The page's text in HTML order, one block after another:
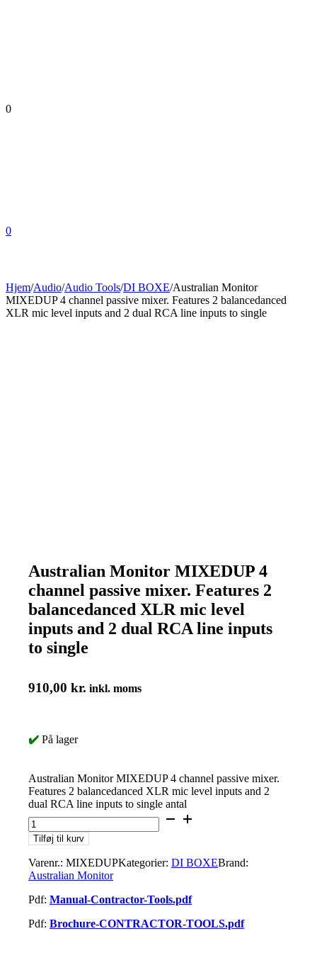
0
0
Hjem/Audio/Audio Tools/DI BOXE/Australian Monitor
MIXEDUP 4 channel passive mixer. Features 2 balancedanced
XLR mic level inputs and 2 dual RCA line inputs to single
Australian Monitor MIXEDUP 4
channel passive mixer. Features 2
balancedanced XLR mic level
inputs and 2 dual RCA line inputs
to single
910,00 kr. inkl. moms
✔️ På lager
Australian Monitor MIXEDUP 4 channel passive mixer.
Features 2 balancedanced XLR mic level inputs and 2
dual RCA line inputs to single antal
Tilføj til kurv
Varenr.: MIXEDUPKategorier: DI BOXEBrand:
Australian Monitor
Pdf: Manual-Contractor-Tools.pdf
Pdf: Brochure-CONTRACTOR-TOOLS.pdf